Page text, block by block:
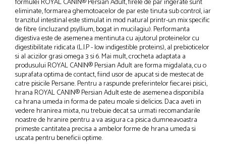
Castroane, Boluri si Accesorii
Antiparazitare
Solutii educative si antistres
Lese, zgarzi si hamuri
Diete Veterinare Pisici
formulei ROYAL CANIN® Persian Adult, firele de par ingerate sunt
eliminate, formarea ghemotoacelor de par este tinuta sub control, iar
tranzitul intestinal este stimulat in mod natural printr-un mix specific
de fibre (incluzand psyllium, bogat in mucilagiu). Performanta
digestiva este de asemenea mentinuta cu ajutorul proteinelor cu
digestibilitate ridicata (L.I.P - low indigestible proteins), al prebioticelor
si al acizilor grasi omega 3 si 6. Mai mult, crocheta adaptata a
produsului ROYAL CANIN® Persian Adult are forma migdalata, cu o
suprafata optima de contact, fiind usor de apucat si de mestecat de
catre pisicile Persane. Pentru a raspunde preferintelor fiecarei pisici,
hrana ROYAL CANIN® Persian Adult este de asemenea disponibila
ca hrana umeda in forma de pateu moale si delicios. Daca aveti in
vedere hranirea mixta, nu trebuie decat sa urmati recomandarile
noastre de hranire pentru a va asigura ca pisica dumneavoastra
primeste cantitatea precisa a ambelor forme de hrana umeda si
uscata pentru beneficii optime.